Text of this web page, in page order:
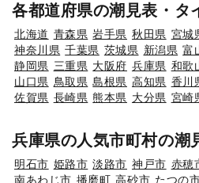
各都道府県の潮見表・タ
北海道 青森県 岩手県 秋田県 宮城
神奈川県 千葉県 茨城県 新潟県 富
静岡県 三重県 大阪府 兵庫県 和歌
山口県 鳥取県 島根県 高知県 香川
佐賀県 長崎県 熊本県 大分県 宮崎
兵庫県の人気市町村の潮
明石市 姫路市 淡路市 神戸市 赤穂
南あわじ市 播磨町 高砂市 たつの